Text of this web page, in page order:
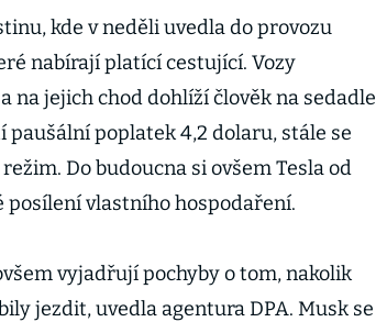
kde v neděli uvedla do provozu
nabírají platící cestující. Vozy
na jejich chod dohlíží člověk na sedadle
poplatek 4,2 dolaru, stále se
Do budoucna si ovšem Tesla od
vlastního hospodaření.
vyjadřují pochyby o tom, nakolik
jezdit, uvedla agentura DPA. Musk se